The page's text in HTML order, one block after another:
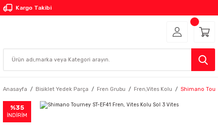
Kargo Takibi
Anasayfa Bisiklet Yedek Parça Fren Grubu Fren,Vites Kolu Shimano
%35
İNDİRİM